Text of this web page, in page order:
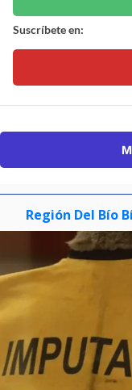
Suscríbete en:
Región Del Bío